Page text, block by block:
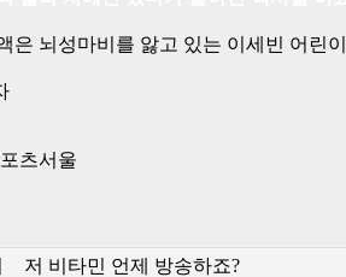
은 뇌성마비를 앓고 있는 이세빈 어린
츠서울
저 비타민 언제 방송하죠?